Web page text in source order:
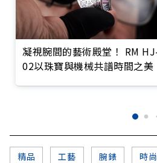
凝視腕間的藝術殿堂！ RM HJ-
02以珠寶與機械共譜時間之美
精品 工藝 腕錶 時尚